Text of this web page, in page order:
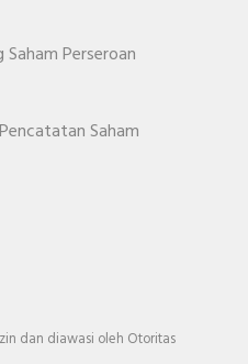
Perseroan
Saham
dan diawasi oleh Otoritas